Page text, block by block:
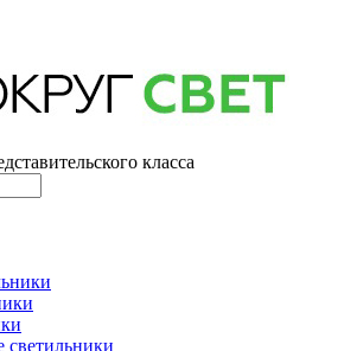
класса
светильники